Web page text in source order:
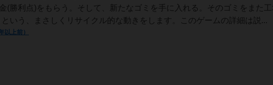
(勝利点)をもらう。そして、新たなゴミを手に入れる。そのゴミをまた工
という、まさしくリサイクル的な動きをします。このゲームの詳細は説...
以上前）